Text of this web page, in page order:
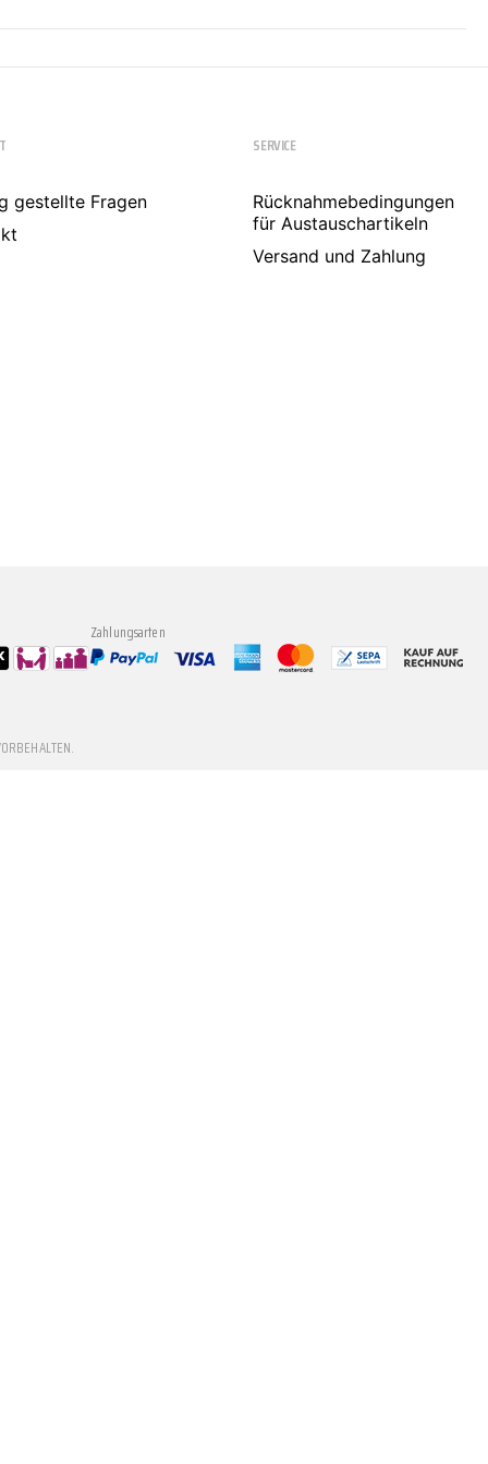
gestellte Fragen
SERVICE
Rücknahmebedingungen
für Austauschartikeln
Versand und Zahlung
Zahlungsarten